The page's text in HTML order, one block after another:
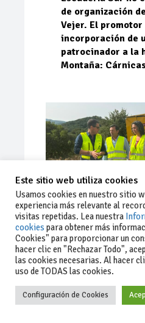
de organización
Vejer. El
incorporación de
patrocinador a la
Montaña:
Ago 03, 2026
La Junta
A381 por Los
Este sitio web utiliza cookies
Usamos cookies en nuestro sitio
experiencia más relevante al
visitas repetidas. Lea nuestra
cookies para obtener más
Cookies" para proporcionar un
hacer clic en "Rechazar Todo",
las cookies necesarias. Al hacer
uso de TODAS las cookies.
Configuración de Cookies